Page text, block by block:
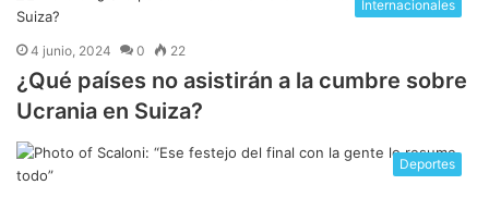
Internacionales
4 junio, 2024 0 22
¿Qué países no asistirán a la cumbre sobre
Ucrania en Suiza?
Deportes